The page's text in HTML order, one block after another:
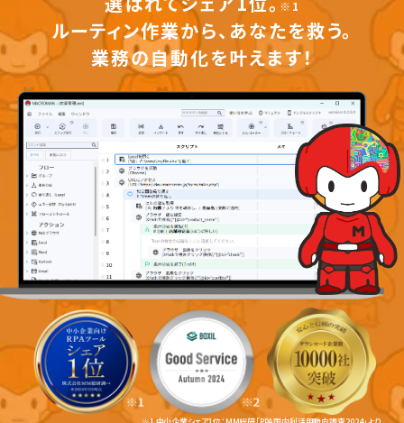
※1
ルーティン作業から、あなたを救う。
業務の自動化を叶えます！